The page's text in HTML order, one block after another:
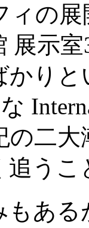
ィの
展示室
かり
の二
追う
もあ